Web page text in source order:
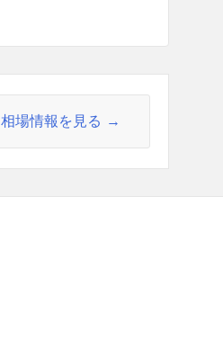
相場情報を見る